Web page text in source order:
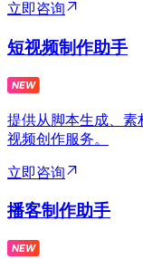
立即咨询
短视频制作助手
提供从脚本生成、素
视频创作服务。
立即咨询
播客制作助手